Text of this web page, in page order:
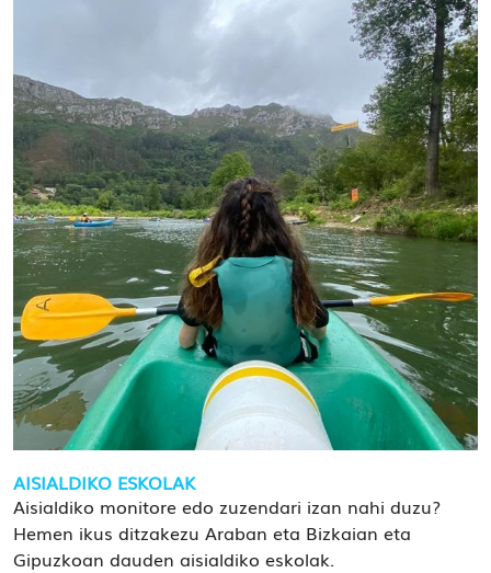
AISIALDIKO ESKOLAK
Aisialdiko monitore edo zuzendari izan nahi duzu?
Hemen ikus ditzakezu Araban eta Bizkaian eta
Gipuzkoan dauden aisialdiko eskolak.